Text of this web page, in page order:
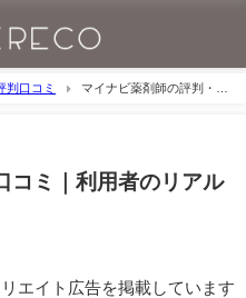
判口コミ
マイナビ薬剤師の評判・口
コミ｜利用者のリアル
エイト広告を掲載しています